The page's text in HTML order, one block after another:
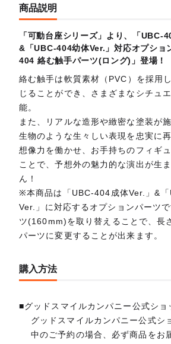
商品説明
「可動台座シリーズ」より、「UBC-
&「UBC-404幼体Ver.」対応オプショ
404 絡む触手パーツ(ロング)」登場！
絡む触手は軟質素材（PVC）を採用
じることができ、さまざまなシチュ
能。
また、リアルな造形や緻密な塗装が
生物のような生々しい表現を忠実に
想像力を働かせ、お手持ちのフィギ
ことで、予想外の魅力的な演出が生
ん！
※本商品は「UBC-404成体Ver.」&
Ver.」に対応するオプションパーツ
ツ(160mm)を取り替えることで、長
パーツに変更することが出来ます。
購入方法
■グッドスマイルカンパニー公式ショ
グッドスマイルカンパニー公式シ
中のご予約の場合、必ず商品をお